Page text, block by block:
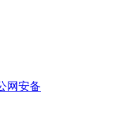
网安备